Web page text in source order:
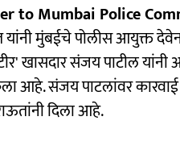
to Mumbai Police
मुंबईचे पोलीस आयुक्त
खासदार संजय पाटील यांनी
आहे. संजय पाटलांवर
दिला आहे.